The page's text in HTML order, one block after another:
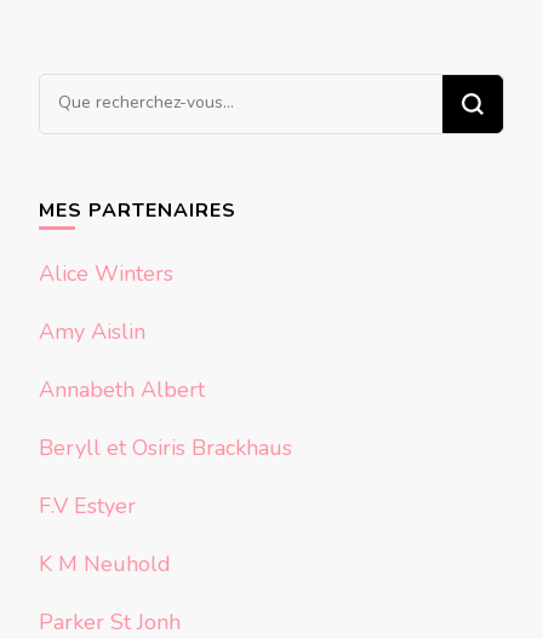
Vous
MES PARTENAIRES
Alice Winters
Amy Aislin
Annabeth Albert
Beryll et Osiris Brackhaus
F.V Estyer
K M Neuhold
Parker St Jonh